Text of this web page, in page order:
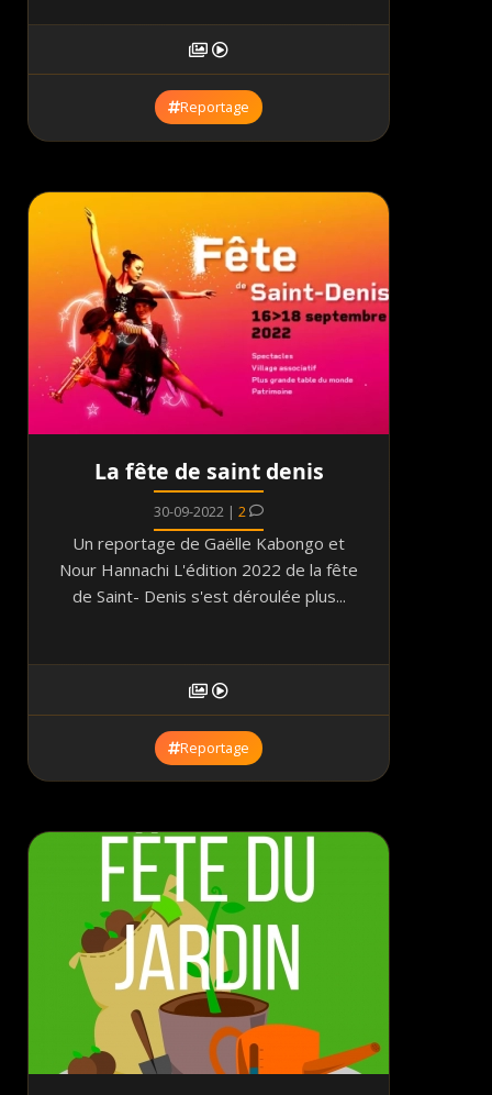
Reportage
La fête de saint denis
30-09-2022 | 2
Un reportage de Gaëlle Kabongo et
Nour Hannachi L'édition 2022 de la fête
de Saint- Denis s'est déroulée plus...
Reportage